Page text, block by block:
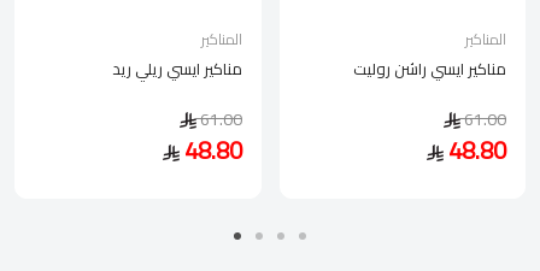
المناكير
مناكير ايسي ريلي ريد
61.00
48.80
المناكير
مناكير ايسي راشن روليت
61.00
48.80